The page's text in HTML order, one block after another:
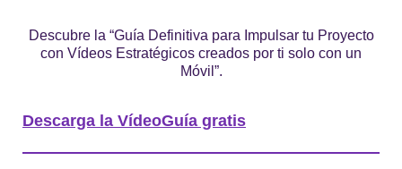
Descubre la “Guía Definitiva para Impulsar tu Proyecto
con Vídeos Estratégicos creados por ti solo con un
Móvil”.
Descarga la VídeoGuía gratis